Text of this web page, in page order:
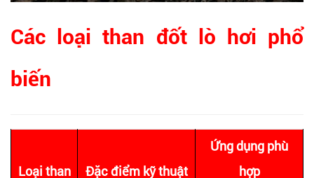
Các loại than đốt lò hơi phổ
biến
Loại than Đặc điểm kỹ thuật
Ứng dụng phù
hợp